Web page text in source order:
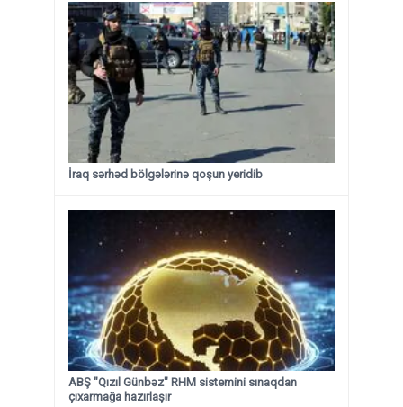
İraq sərhəd bölgələrinə qoşun yeridib
ABŞ "Qızıl Günbəz" RHM sistemini sınaqdan
çıxarmağa hazırlaşır